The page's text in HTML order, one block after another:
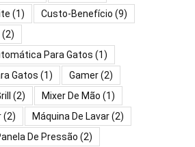
(1) Custo-Benefício (9)
(2)
Para Gatos (1)
Gatos (1) Gamer(2)
(2) Mixer De Mão (1)
(2) Máquina De Lavar(2)
De Pressão (2)